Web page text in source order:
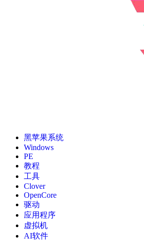
黑苹果系统
Windows
PE
教程
工具
Clover
OpenCore
驱动
应用程序
虚拟机
AI软件